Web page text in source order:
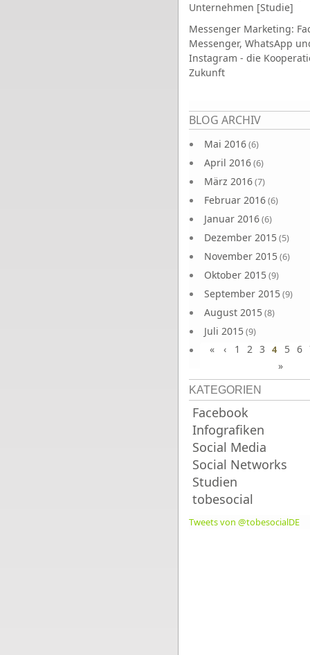
Unternehmen [Studie]
Messenger Marketing:
Messenger, WhatsApp
Instagram - die
Zukunft
BLOG ARCHIV
Mai 2016(6)
April 2016(6)
März 2016(7)
Februar 2016(6)
Januar 2016(6)
Dezember 2015(5)
November 2015(6)
Oktober 2015(9)
September 2015(9)
August 2015(8)
Juli 2015(9)
Juni 2015(9)
Seiten
« ‹ 1 2 3 4 5 6
»
KATEGORIEN
Facebook
Infografiken
Social Media
Social Networks
Studien
tobesocial
Tweets von @tobesocialDE